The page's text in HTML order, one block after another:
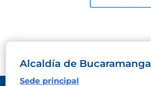
Alcaldía de Bucaramanga
Sede principal